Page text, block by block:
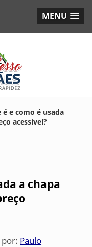
MENU
é e como é usada
acessível?
a chapa
por: Paulo